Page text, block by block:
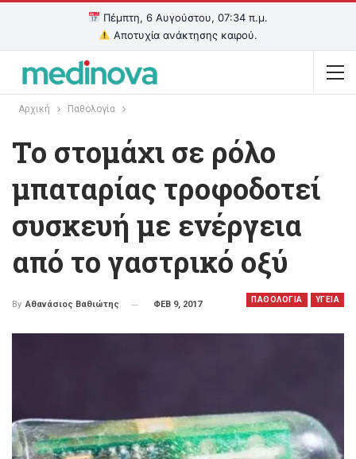
Πέμπτη, 6 Αυγούστου, 07:34 π.μ.
Αποτυχία ανάκτησης καιρού.
Αρχική Παθολογία
Το στομάχι σε ρόλο
μπαταρίας τροφοδοτεί
συσκευή με ενέργεια
από το γαστρικό οξύ
ΠΑΘΟΛΟΓΙΑ ΥΓΕΙΑ
By Αθανάσιος Βαθιώτης ΦΕΒ 9, 2017